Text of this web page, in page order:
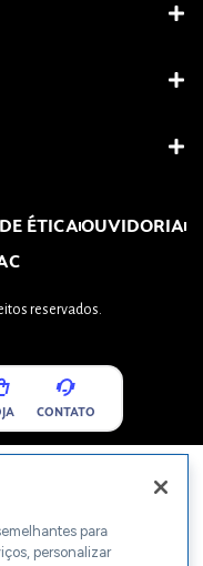
ÉTICAOUVIDORIA
reservados.
CONTATO
para
personalizar